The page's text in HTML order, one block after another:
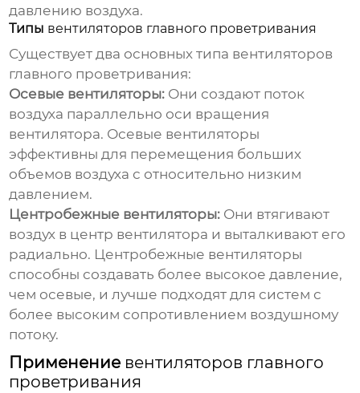
давлению воздуха.
Типы вентиляторов главного проветривания
Существует два основных типа вентиляторов
главного проветривания:
Осевые вентиляторы: Они создают поток
воздуха параллельно оси вращения
вентилятора. Осевые вентиляторы
эффективны для перемещения больших
объемов воздуха с относительно низким
давлением.
Центробежные вентиляторы: Они втягивают
воздух в центр вентилятора и выталкивают его
радиально. Центробежные вентиляторы
способны создавать более высокое давление,
чем осевые, и лучше подходят для систем с
более высоким сопротивлением воздушному
потоку.
Применение вентиляторов главного
проветривания